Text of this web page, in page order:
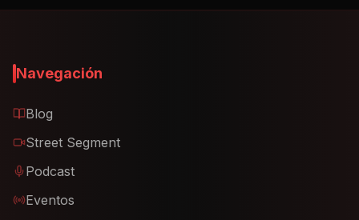
Navegación
Blog
Street Segment
Podcast
Eventos